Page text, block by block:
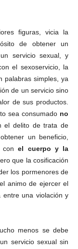
figuras, vicia la
de obtener un
servicio sexual, y
el sexoservicio, la
palabras simples, ya
de un servicio sino
de sus productos.
sea consumado no
el delito de trata de
un beneficio,
conel cuerpo y la
que la cosificación
los pormenores de
animo de ejercer el
entre una violación y
menos se debe
servicio sexual sin